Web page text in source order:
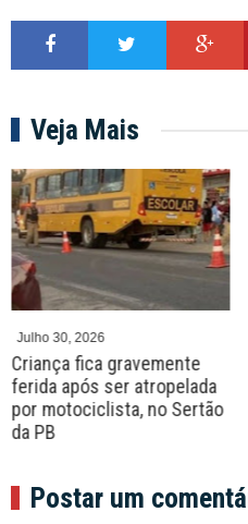
Veja Mais
Julho 30, 2026
Criança fica gravemente
ferida após ser atropelada
por motociclista, no Sertão
da PB
Postar um